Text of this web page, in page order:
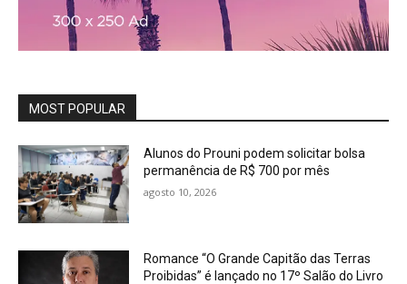
MOST POPULAR
Alunos do Prouni podem solicitar bolsa
permanência de R$ 700 por mês
agosto 10, 2026
Romance “O Grande Capitão das Terras
Proibidas” é lançado no 17º Salão do Livro